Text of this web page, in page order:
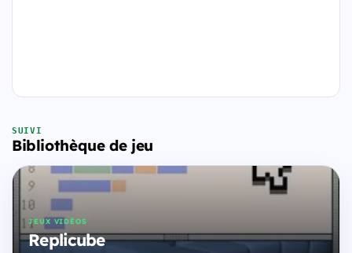
SUIVI
Bibliothèque de jeu
JEUX VIDÉOS
Replicube